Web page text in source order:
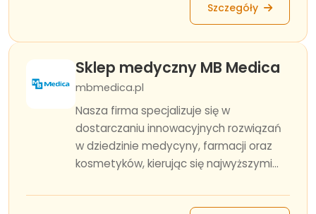
Szczegóły
Sklep medyczny MB Medica
mbmedica.pl
Nasza firma specjalizuje się w
dostarczaniu innowacyjnych rozwiązań
w dziedzinie medycyny, farmacji oraz
kosmetyków, kierując się najwyższymi...